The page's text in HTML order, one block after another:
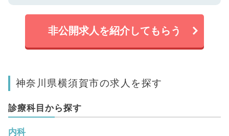
非公開求人を紹介してもらう
神奈川県横須賀市の求人を探す
診療科目から探す
内科